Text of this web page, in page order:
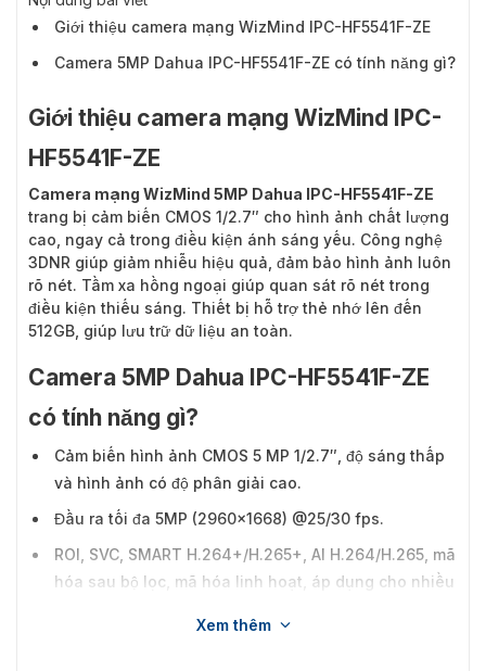
Giới thiệu camera mạng WizMind IPC-HF5541F-ZE
Camera 5MP Dahua IPC-HF5541F-ZE có tính năng gì?
Giới thiệu camera mạng WizMind IPC-
HF5541F-ZE
Camera mạng WizMind 5MP Dahua IPC-HF5541F-ZE
trang bị cảm biến CMOS 1/2.7″ cho hình ảnh chất lượng
cao, ngay cả trong điều kiện ánh sáng yếu. Công nghệ
3DNR giúp giảm nhiễu hiệu quả, đảm bảo hình ảnh luôn
rõ nét. Tầm xa hồng ngoại giúp quan sát rõ nét trong
điều kiện thiếu sáng. Thiết bị hỗ trợ thẻ nhớ lên đến
512GB, giúp lưu trữ dữ liệu an toàn.
Camera 5MP Dahua IPC-HF5541F-ZE
có tính năng gì?
Cảm biến hình ảnh CMOS 5 MP 1/2.7″, độ sáng thấp
và hình ảnh có độ phân giải cao.
Đầu ra tối đa 5MP (2960×1668) @25/30 fps.
ROI, SVC, SMART H.264+/H.265+, AI H.264/H.265, mã
hóa sau bộ lọc, mã hóa linh hoạt, áp dụng cho nhiều
Xem thêm